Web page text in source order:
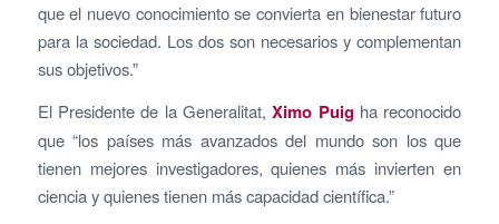
que el nuevo conocimiento se convierta en bienestar futuro
para la sociedad. Los dos son necesarios y complementan
sus objetivos.”
El Presidente de la Generalitat,Ximo Puig ha reconocido
que “los países más avanzados del mundo son los que
tienen mejores investigadores, quienes más invierten en
ciencia y quienes tienen más capacidad científica.”